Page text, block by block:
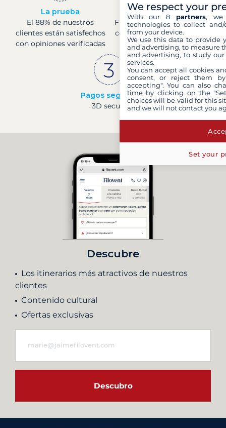
La prueba
El 88% de nuestros
clientes están satisfechos
con opiniones verificadas
Empresa francesa
Finanzas sólidas con una
cotización 4 en el Banco
de Francia
Pagos seguros
3D secure
Descubre
Los itinerarios más atractivos de nuestros
clientes
Contenido cultural
Ofertas exclusivas
Descubro
We respect your
With our 8 partners, we
technologies to collect
from your device.
We use this data to provide
and advertising, to measure
and advertising, to study
services.
You can accept all cookies
consent, or reject them
accepting". You can also
time by clicking on the
choices will be valid for this
and we will not contact you
Set your